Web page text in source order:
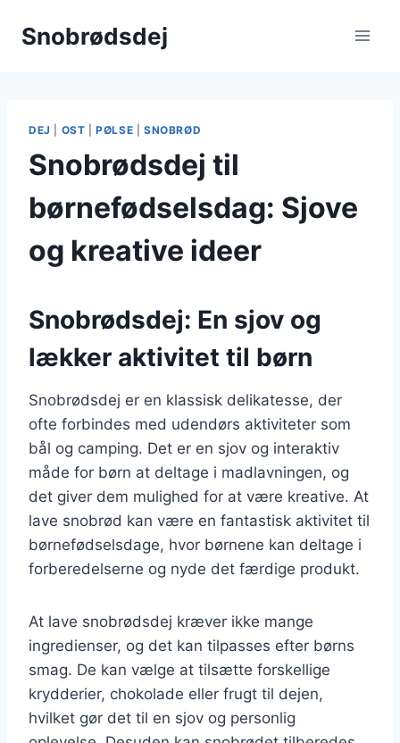
Snobrødsdej
DEJ OST |PØLSE SNOBRØD
Snobrødsdej til
børnefødselsdag: Sjove
og kreative ideer
Snobrødsdej: En sjov og
lækker aktivitet til børn
Snobrødsdej er en klassisk delikatesse, der
ofte forbindes med udendørs aktiviteter som
bål og camping. Det er en sjov og interaktiv
måde for børn at deltage i madlavningen, og
det giver dem mulighed for at være kreative. At
lave snobrød kan være en fantastisk aktivitet til
børnefødselsdage, hvor børnene kan deltage i
forberedelserne og nyde det færdige produkt.
At lave snobrødsdej kræver ikke mange
ingredienser, og det kan tilpasses efter børns
smag. De kan vælge at tilsætte forskellige
krydderier, chokolade eller frugt til dejen,
hvilket gør det til en sjov og personlig